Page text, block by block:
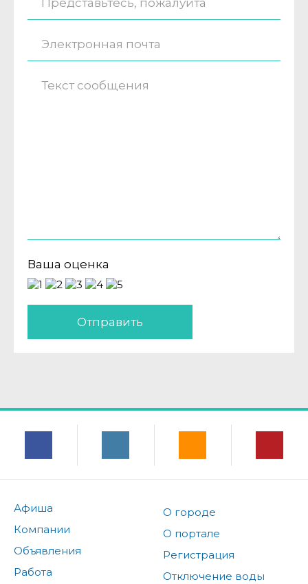
Ваша оценка
Отправить
Афиша
Компании
Объявления
Работа
О городе
О портале
Регистрация
Отключение воды